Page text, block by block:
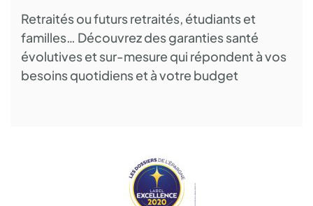
Retraités ou futurs retraités, étudiants et
familles… Découvrez des garanties santé
évolutives et sur-mesure qui répondent à vos
besoins quotidiens et à votre budget